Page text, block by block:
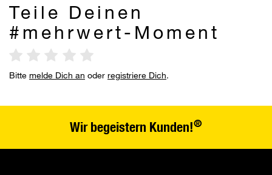
Teile Deinen
#mehrwert-Moment
Bitte melde Dich an oder registriere Dich.
Wir begeistern Kunden!®